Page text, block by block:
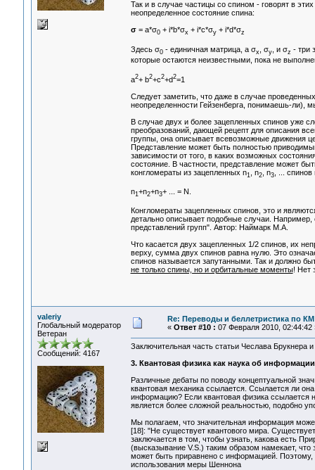
Так и в случае частицы со спином - говорят в
неопределенное состояние спина:
σ= a*σ0+ i*b*σx + i*c*σy+ i*d*σz
Здесь σ0- единичная матрица, а σx , σy, и σz - три
которые остаются неизвестными, пока не
a2+ b2+c2+d2=1
Следует заметить, что даже в случае
неопределенности Гейзенберга, понимаешь-ли),
В случае двух и более зацепленных спинов уже
преобразований, дающей рецепт для описания
группы, она описывает всевозможные движения
Представление может быть полностью
зависимости от того, в каких возможных
состояние. В частности, представление может
конгломераты из зацепленных n1 , n2, n3, ... спинов
n1+n2+n3+ ... = N.
Конгломераты зацепленных спинов, это и
детально описывает подобные случаи.
представлений групп". Автор: Наймарк М.А.
Что касается двух зацепленных 1/2 спинов, их
верху, сумма двух спинов равна нулю. Это
спинов называется запутанными. Так и должно
не только спины, но и орбитальные моменты! Нет
valeriy
Глобальный модератор
Ветеран
Сообщений: 4167
Re: Переводы и беллетристика по КМ
« Ответ #10 : 07 Февраля 2010, 02:44:42
Заключительная часть статьи Чеслава Брукнера
3. Квантовая физика как наука об информации
Различные дебаты по поводу концептуальной
квантовая механика ссылается. Ссылается ли
информацию? Если квантовая физика ссылается
является более сложной реальностью, подобно
Мы полагаем, что значительная информация
[18]: "Не существует квантового мира.
заключается в том, чтобы узнать, какова есть
(высказывание V.S.) таким образом намекает,
может быть приравнено с информацией.
использования меры Шеннона